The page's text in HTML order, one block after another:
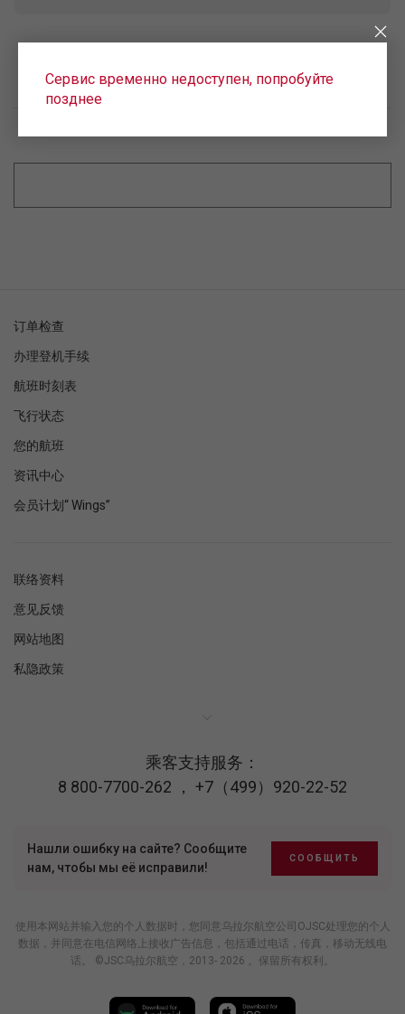
Сервис временно недоступен, попробуйте
позднее
订单检查
办理登机手续
航班时刻表
飞行状态
您的航班
资讯中心
会员计划“ Wings”
联络资料
意见反馈
网站地图
私隐政策
乘客支持服务：
8 800-7700-262 ， +7（499）920-22-52
Нашли ошибку на сайте? Сообщите
нам, чтобы мы её исправили!
СООБЩИТЬ
使用本网站并输入您的个人数据时，您同意乌拉尔航空公司OJSC处理您的个人
数据，并同意在电信网络上接收广告信息，包括通过电话，传真，移动无线电
话。 ©JSC乌拉尔航空，2013- 2026 。保留所有权利。